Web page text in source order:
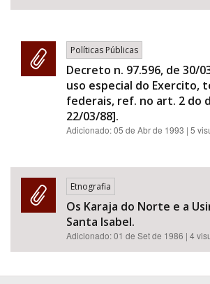
Políticas Públicas
Decreto n. 97.596, de 30/
uso especial do Exercito,
federais, ref. no art. 2 do
22/03/88].
Adicionado:05 de Abr de 1993 | 5
Etnografia
Os Karaja do Norte e a
Santa Isabel.
Adicionado:01 de Set de 1986 | 4